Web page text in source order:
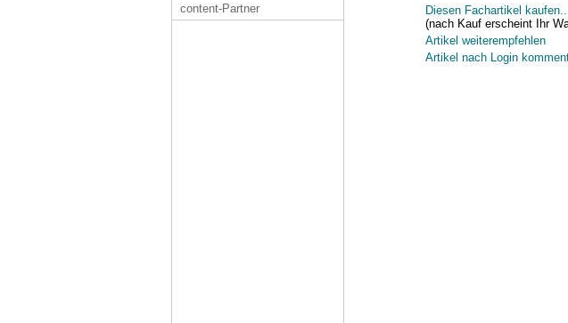
content-Partner
Diesen Fachartikel
(nach Kauf erscheint Ihr
Artikel weiterempfehlen
Artikel nach Login